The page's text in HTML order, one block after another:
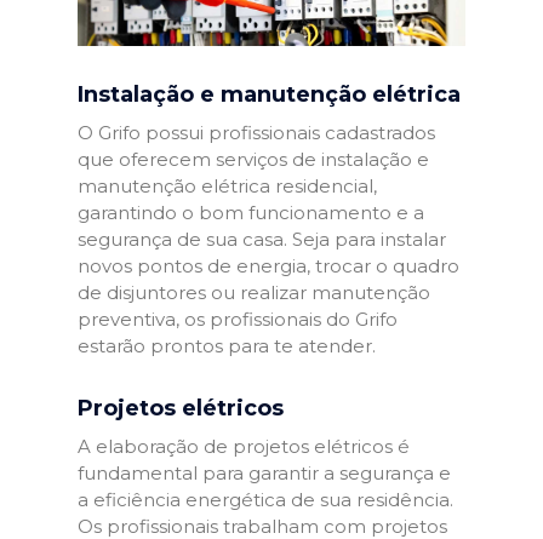
Instalação e manutenção elétrica
O Grifo possui profissionais cadastrados
que oferecem serviços de instalação e
manutenção elétrica residencial,
garantindo o bom funcionamento e a
segurança de sua casa. Seja para instalar
novos pontos de energia, trocar o quadro
de disjuntores ou realizar manutenção
preventiva, os profissionais do Grifo
estarão prontos para te atender.
Projetos elétricos
A elaboração de projetos elétricos é
fundamental para garantir a segurança e
a eficiência energética de sua residência.
Os profissionais trabalham com projetos